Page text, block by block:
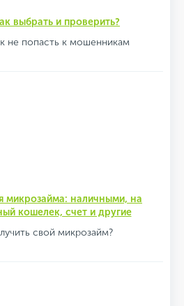
выбрать и проверить?
не попасть к мошенникам
микрозайма: наличными, на
кошелек, счет и другие
свой микрозайм?